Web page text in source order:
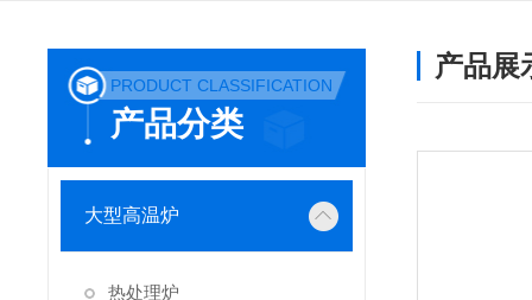
PRODUCT CLASSIFICATION
产品分类
大型高温炉
热处理炉
产品展